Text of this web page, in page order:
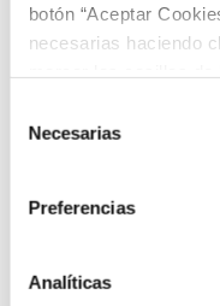
botón “Aceptar
necesarias haciendo
Necesarias
Preferencias
Analíticas